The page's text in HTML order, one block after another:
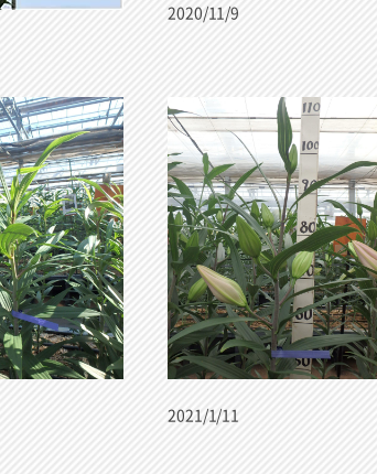
2020/11/9
2021/1/11